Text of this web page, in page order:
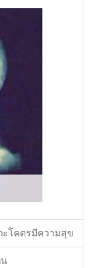
ะโคตรมีความสุข